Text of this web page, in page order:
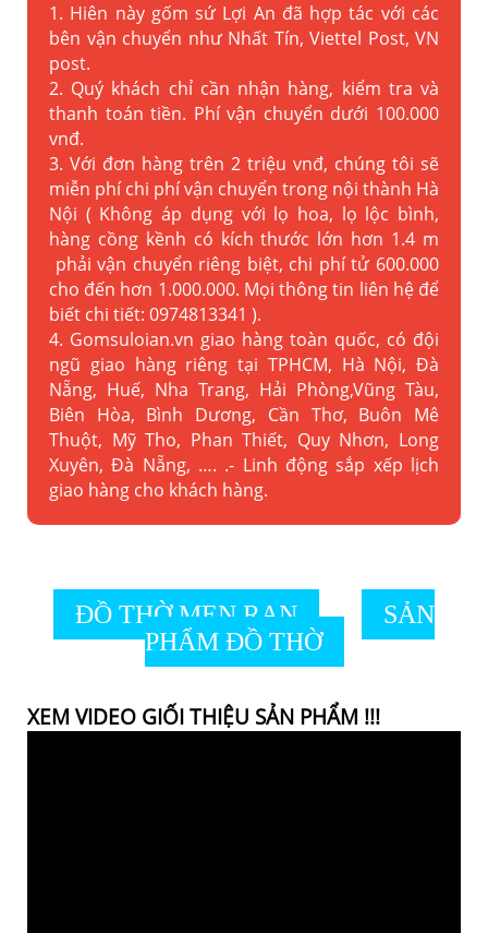
1. Hiên này gốm sứ Lợi An đã hợp tác với các
bên vận chuyển như Nhất Tín, Viettel Post, VN
post.
2. Quý khách chỉ cần nhận hàng, kiểm tra và
thanh toán tiền. Phí vận chuyển dưới 100.000
vnđ.
3. Với đơn hàng trên 2 triệu vnđ, chúng tôi sẽ
miễn phí chi phí vận chuyển trong nội thành Hà
Nội ( Không áp dụng với lọ hoa, lọ lộc bình,
hàng cồng kềnh có kích thước lớn hơn 1.4 m
phải vận chuyển riêng biệt, chi phí tử 600.000
cho đến hơn 1.000.000. Mọi thông tin liên hệ để
biết chi tiết: 0974813341 ).
4. Gomsuloian.vn giao hàng toàn quốc, có đội
ngũ giao hàng riêng tại TPHCM, Hà Nội, Đà
Nẵng, Huế, Nha Trang, Hải Phòng,Vũng Tàu,
Biên Hòa, Bình Dương, Cần Thơ, Buôn Mê
Thuột, Mỹ Tho, Phan Thiết, Quy Nhơn, Long
Xuyên, Đà Nẵng, …. .- Linh động sắp xếp lịch
giao hàng cho khách hàng.
ĐỒ THỜ MEN RẠN
SẢN
PHẨM ĐỒ THỜ
XEM VIDEO GIỐI THIỆU SẢN PHẨM !!!